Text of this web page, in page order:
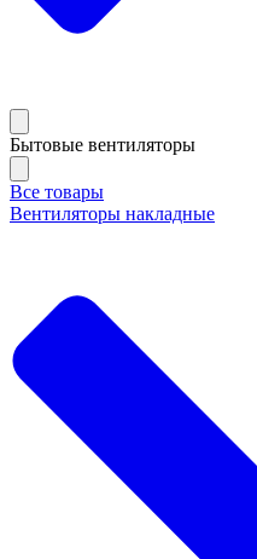
Бытовые вентиляторы
Все товары
Вентиляторы накладные